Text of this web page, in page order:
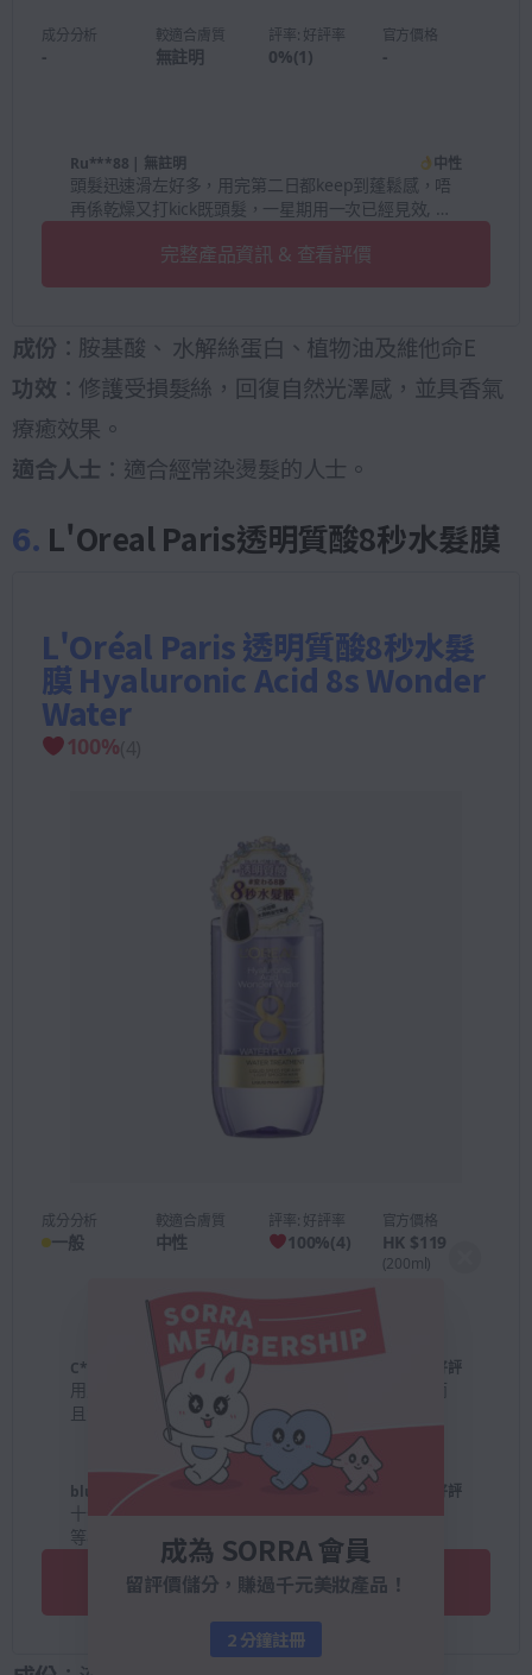
成分分析
-
較適合膚質
無註明
評率: 好評率
0%(1 )
官方價格
-
Ru***88 | 無註明 中性
頭髮迅速滑左好多，用完第二日都keep到蓬鬆感，唔
再係乾燥又打kick既頭髮，一星期用一次已經見效, 不
完整產品資訊 & 查看評價
成份 ：胺基酸、 水解絲蛋白、植物油及維他命E
功效 ：修護受損髮絲，回復自然光澤感，並具香氣
療癒效果。
適合人士 ：適合經常染燙髮的人士。
6. L'Oreal Paris透明質酸8秒水髮膜
L'Oréal Paris 透明質酸8秒水髮
膜 Hyaluronic Acid 8s Wonder
Water
100%
成分分析
一般
較適合膚質
中性
評率: 好評率
100%(4)
官方價格
HK $119
(200ml)
C***y 好評
用八秒就可以沖水，好方便，用完頭髮喺順滑咗，而
且質地偏水，好容易冲！
blu*************com 好評
十分方便既髮膜，洗完頭於頭髮依然濕既時候擦上，
等8移後便可以立刻沖洗，感覺頭髮順滑。
完整產品資訊 & 查看評價
成為 SORRA 會員
留評價儲分，賺過千元美妝產品！
2 分鐘註冊